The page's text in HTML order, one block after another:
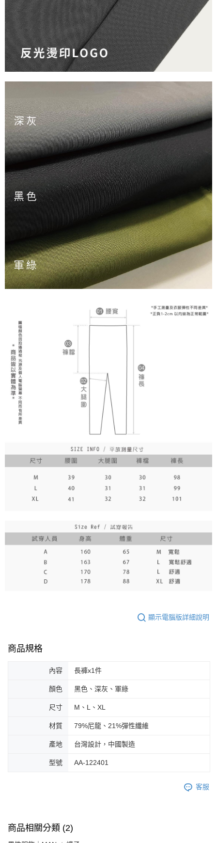
顯示電腦版詳細說明
商品規格
內容 長褲x1件
顏色 黑色、深灰、軍綠
尺寸 M、L、XL
材質 79%尼龍、21%彈性纖維
產地 台灣設計，中國製造
型號 AA-122401
客服
商品相關分類 (2)